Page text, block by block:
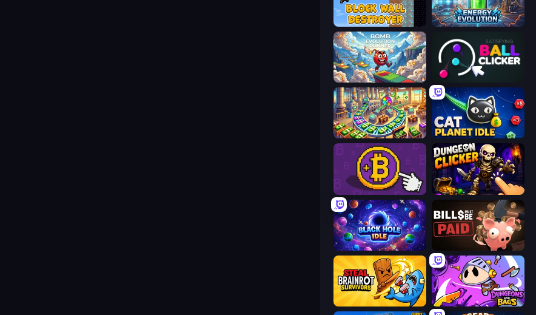
Block Wall Destroyer Energy Evolution
Bomb Evolution Runner Satisfying Ball Clicker
Money Factory: Tycoon Idle Game Cat Planet Idle
Money Maker Dungeon Clicker
Black Hole Idle Bills Must Be Paid
Steal Brainrot Survivors Dungeons and Bags